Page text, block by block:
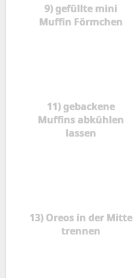
9) gefüllte mini
Muffin Förmchen
11) gebackene
Muffins abkühlen
lassen
13) Oreos in der Mitte
trennen